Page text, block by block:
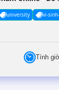
university vi-
Tính